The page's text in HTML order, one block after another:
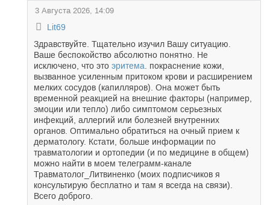
3 Августа 2026, 14:09
Lit69
Здравствуйте. Тщательно изучил Вашу ситуацию.
Ваше беспокойство абсолютно понятно. Не
исключено, что это эритема . покраснение кожи,
вызванное усиленным притоком крови и расширением
мелких сосудов (капилляров). Она может быть
временной реакцией на внешние факторы (например,
эмоции или тепло) либо симптомом серьезных
инфекций, аллергий или болезней внутренних
органов. Оптимально обратиться на очный прием к
дерматологу. Кстати, больше информации по
травматологии и ортопедии (и по медицине в общем)
можно найти в моем телеграмм-канале
Травматолог_Литвиненко (моих подписчиков я
консультирую бесплатно и там я всегда на связи).
Всего доброго.